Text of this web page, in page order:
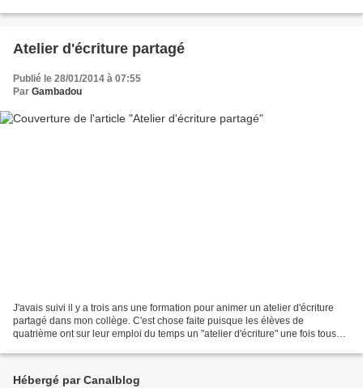
Atelier d'écriture partagé
Publié le 28/01/2014 à 07:55
Par Gambadou
J'avais suivi il y a trois ans une formation pour animer un atelier d'écriture
partagé dans mon collège. C'est chose faite puisque les élèves de
quatrième ont sur leur emploi du temps un "atelier d'écriture" une fois tous
Hébergé par Canalblog